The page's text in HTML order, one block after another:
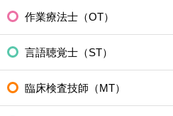
作業療法士（OT）
言語聴覚士（ST）
臨床検査技師（MT）